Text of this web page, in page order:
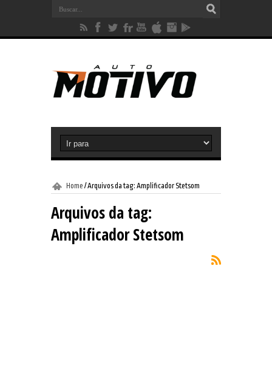
Home /Arquivos da tag: Amplificador Stetsom
Arquivos da tag:
Amplificador Stetsom